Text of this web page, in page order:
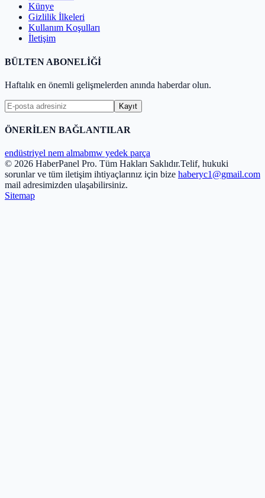
Künye
Gizlilik İlkeleri
Kullanım Koşulları
İletişim
BÜLTEN ABONELİĞİ
Haftalık en önemli gelişmelerden anında haberdar olun.
Kayıt
ÖNERİLEN BAĞLANTILAR
endüstriyel nem almabmw yedek parça
© 2026 HaberPanel Pro. Tüm Hakları Saklıdır.Telif, hukuki
sorunlar ve tüm iletişim ihtiyaçlarınız için bize haberyc1@gmail.com
mail adresimizden ulaşabilirsiniz.
Sitemap